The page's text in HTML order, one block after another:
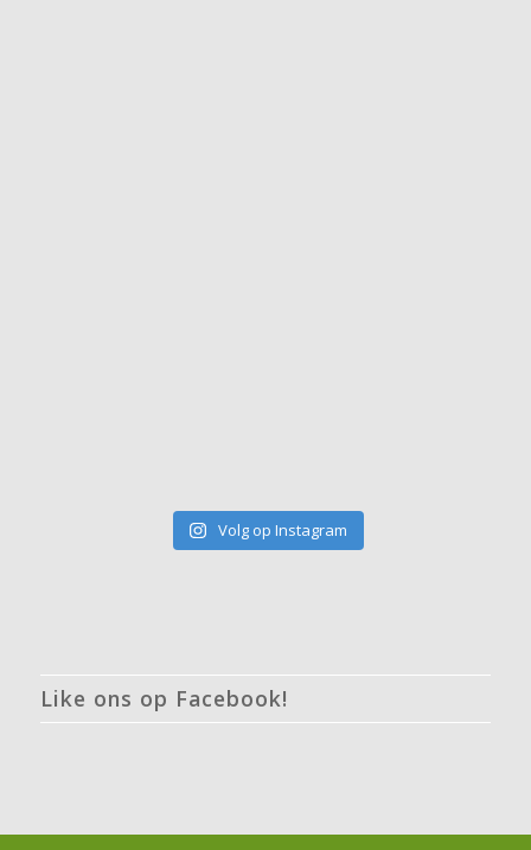
Volg op Instagram
Like ons op Facebook!